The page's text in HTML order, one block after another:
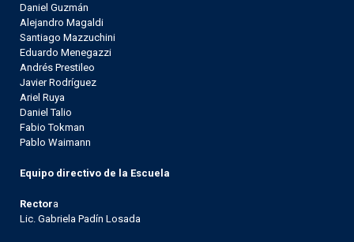
Daniel Guzmán
Alejandro Magaldi
Santiago Mazzuchini
Eduardo Menegazzi
Andrés Prestileo
Javier Rodríguez
Ariel Ruya
Daniel Talio
Fabio Tokman
Pablo Waimann
Equipo directivo de la Escuela
Rectora
Lic. Gabriela Padín Losada